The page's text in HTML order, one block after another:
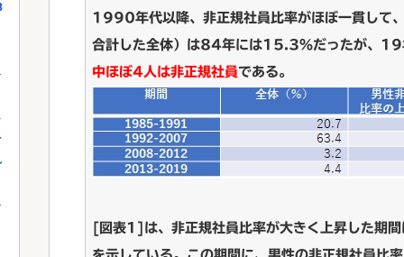
1990年代以降、非正規社員比率がほぼ一貫して
合計した全体）は84年には15.3％だったが、
中ほぼ4人は非正規社員である。
[図表1]は、非正規社員比率が大きく上昇した